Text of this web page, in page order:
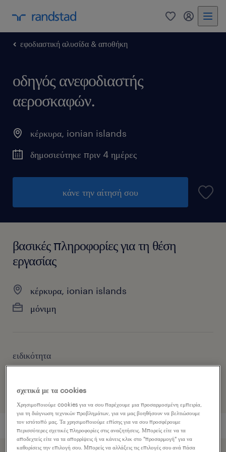
0 my
εφοδιαστική αλυσίδα & αποθήκη
οδηγός ανεφοδιαστής
αεροσκαφών.
κέρκυρα, ionian islands
δημοσιεύτηκε πριν 4 ημέρες
κάνε την αίτησή σου
βασικές πληροφορίες για τη θέση
εργασίας
κέρκυρα, ionian islands
μόνιμη
ειδικότητα
σχετικά με τα cookies
Χρησιμοποιούμε cookies για να σου παρέχουμε μια προσαρμοσμένη εμπειρία,
για τη διάγνωση τεχνικών προβλημάτων, για να μας βοηθήσουν να βελτιώσουμε
τον ιστότοπό μας. Τα χρησιμοποιούμε επίσης για να σου προσφέρουμε
περισσότερες σχετικές πληροφορίες στις αναζητήσεις. Μπορείς είτε να τα
αποδεχτείς είτε να τα απορρίψεις ή να κάνεις κλικ στο "προσαρμογή" για να
καθορίσεις την επιλογή σου. Μπορείς να αλλάξεις τις επιλογές σου ανά πάσα